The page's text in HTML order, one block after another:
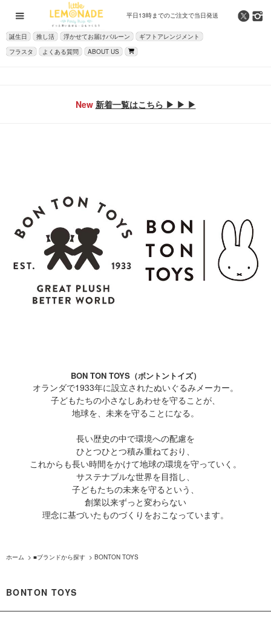
平日13時までのご注文で当日発送
誕生日 推し活 浮かせてお届けバルーン
ギフトアレンジメント
フラスタ
よくある質問 ABOUT US
New 新着一覧はこちら ▶ ▶ ▶
BON TON TOYS（ボントントイズ）
オランダで1933年に設立されたぬいぐるみメーカー。
子どもたちの小さなしあわせを守ることが、
地球を、未来を守ることになる。
長い歴史の中で環境への配慮を
ひとつひとつ積み重ねており、
これからも長い時間をかけて地球の環境を守っていく。
サステナブルな世界を目指し、
子どもたちの未来を守るという、
創業以来ずっと変わらない
理念に基づいたものづくりをおこなっています。
ホーム > ■ブランドから探す > BONTON TOYS
BONTON TOYS